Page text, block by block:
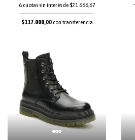
6 cuotas sin interés de $21.666,67
$117.000,00con transferencia